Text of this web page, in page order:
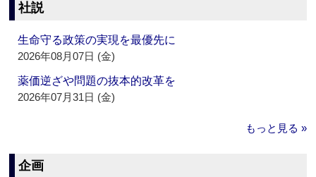
社説
生命守る政策の実現を最優先に
2026年08月07日 (金)
薬価逆ざや問題の抜本的改革を
2026年07月31日 (金)
もっと見る »
企画